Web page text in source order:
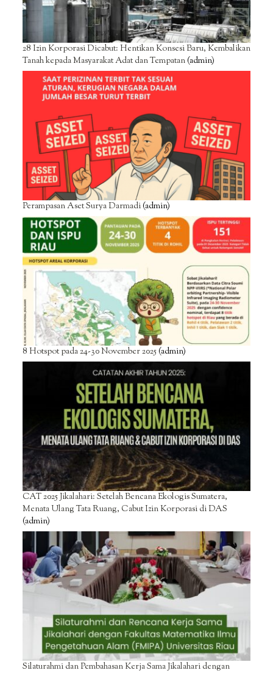
28 Izin Korporasi Dicabut: Hentikan Konsesi Baru, Kembalikan
Tanah kepada Masyarakat Adat dan Tempatan(admin)
Perampasan Aset Surya Darmadi(admin)
8 Hotspot pada 24-30 November 2025(admin)
CAT 2025 Jikalahari: Setelah Bencana Ekologis Sumatera,
Menata Ulang Tata Ruang, Cabut Izin Korporasi di DAS
(admin)
Silaturahmi dan Pembahasan Kerja Sama Jikalahari dengan